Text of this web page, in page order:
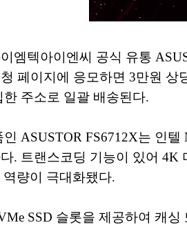
엠텍아이엔씨 공식 유통
페이지에 응모하면 3만원 상
주소로 일괄 배송된다.
ASUSTOR FS6712X는 인
. 트랜스코딩 기능이 있어 4K
역량이 극대화됐다.
SSD 슬롯을 제공하여 캐